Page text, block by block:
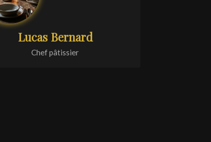
Lucas Bernard
Chef pâtissier